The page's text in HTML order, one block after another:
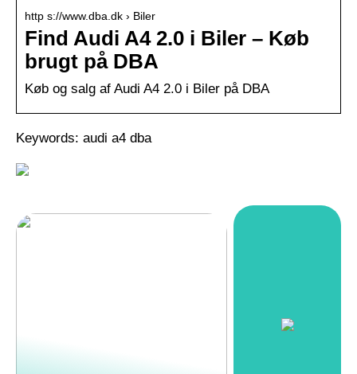
http s://www.dba.dk › Biler
Find Audi A4 2.0 i Biler – Køb
brugt på DBA
Køb og salg af Audi A4 2.0 i Biler på DBA
Keywords: audi a4 dba